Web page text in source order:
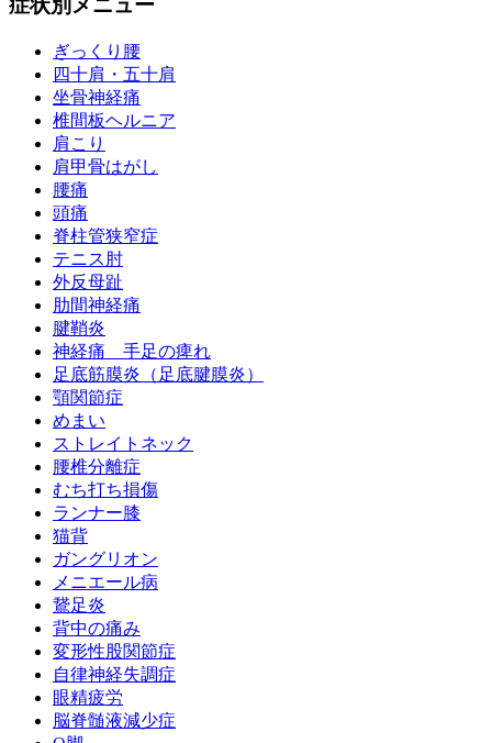
症状別メニュー
ぎっくり腰
四十肩・五十肩
坐骨神経痛
椎間板ヘルニア
肩こり
肩甲骨はがし
腰痛
頭痛
脊柱管狭窄症
テニス肘
外反母趾
肋間神経痛
腱鞘炎
神経痛 手足の痺れ
足底筋膜炎（足底腱膜炎）
顎関節症
めまい
ストレイトネック
腰椎分離症
むち打ち損傷
ランナー膝
猫背
ガングリオン
メニエール病
鵞足炎
背中の痛み
変形性股関節症
自律神経失調症
眼精疲労
脳脊髄液減少症